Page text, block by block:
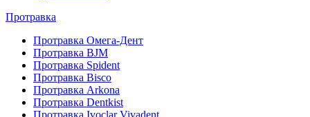
Протравка
Протравка Омега-Дент
Протравка BJM
Протравка Spident
Протравка Bisco
Протравка Arkona
Протравка Dentkist
Протравка Ivoclar Vivadent